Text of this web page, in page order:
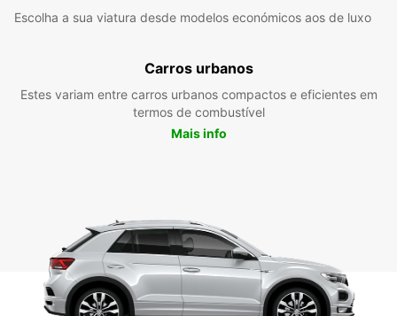
Escolha a sua viatura desde modelos económicos aos de luxo
Carros urbanos
Estes variam entre carros urbanos compactos e eficientes em
termos de combustível
Mais info